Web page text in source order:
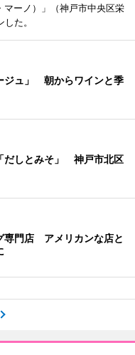
ーノ）」（神戸市中央区栄
た。
ジュ」 朝からワインと季
だしとみそ」 神戸市北区
専門店 アメリカンな店と